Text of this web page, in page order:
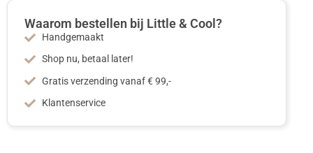
Waarom bestellen bij Little & Cool?
Handgemaakt
Shop nu, betaal later!
Gratis verzending vanaf € 99,-
Klantenservice